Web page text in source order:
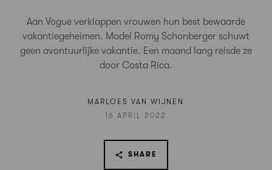
Aan Vogue verklappen vrouwen hun best bewaarde
vakantiegeheimen. Model Romy Schonberger schuwt
geen avontuurlijke vakantie. Een maand lang reisde ze
door Costa Rica.
MARLOES VAN WIJNEN
16 APRIL 2022
SHARE